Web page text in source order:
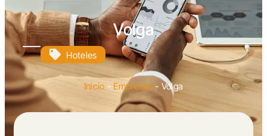
Volga
Hoteles
Inicio - Empresas- Volga